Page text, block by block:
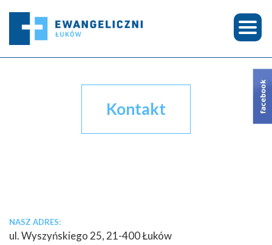
Kontakt
NASZ ADRES:
ul. Wyszyńskiego 25, 21-400 Łuków